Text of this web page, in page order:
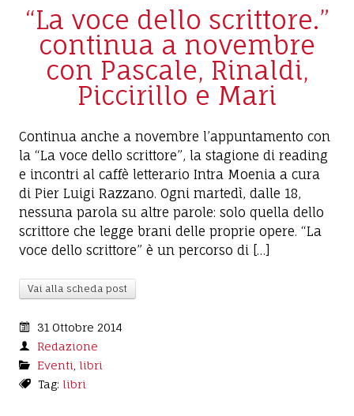
“La voce dello scrittore.”
continua a novembre
con Pascale, Rinaldi,
Piccirillo e Mari
Continua anche a novembre l’appuntamento con
la “La voce dello scrittore”, la stagione di reading
e incontri al caffè letterario Intra Moenia a cura
di Pier Luigi Razzano. Ogni martedì, dalle 18,
nessuna parola su altre parole: solo quella dello
scrittore che legge brani delle proprie opere. “La
voce dello scrittore” è un percorso di […]
Vai alla scheda post
31 Ottobre 2014
Redazione
Eventi, libri
Tag: libri